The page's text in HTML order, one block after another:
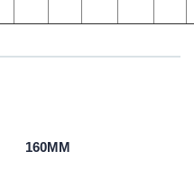
160MM